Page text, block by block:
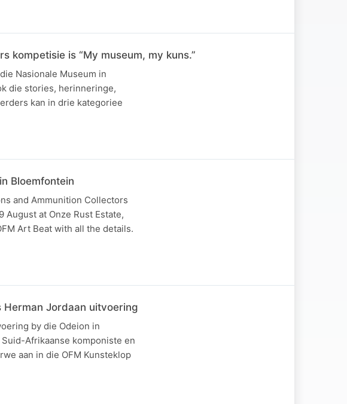
kompetisie is “My museum, my kuns.”
Nasionale Museum in
die stories, herinneringe,
kan in drie kategoriee
Bloemfontein
and Ammunition Collectors
August at Onze Rust Estate,
Art Beat with all the details.
Jordaan uitvoering
by die Odeion in
Afrikaanse komponiste en
aan in die OFM Kunsteklop